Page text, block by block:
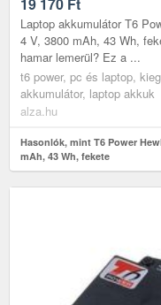
Laptop akkumulátor T6
4 V, 3800 mAh, 43 Wh,
hamar lemerül? Ez a ...
t6 power, pc és laptop,
akkumulátor, laptop akkuk
alza.hu
Hasonlók, mint T6 Power
mAh, 43 Wh, fekete